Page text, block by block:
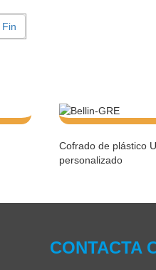
Fin
Cofrado de plástico
personalizado
CONTACTA